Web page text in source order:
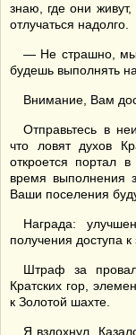
знаю, где они
отлучаться надолго.
— Не страшно, мы
будешь выполнять
Внимание, Вам
Отправьтесь в
что ловят духов
откроется портал
время выполнения
Ваши поселения
Награда:
получения доступа к
Штраф за
Кратских гор,
к Золотой шахте.
Я вздохнул.